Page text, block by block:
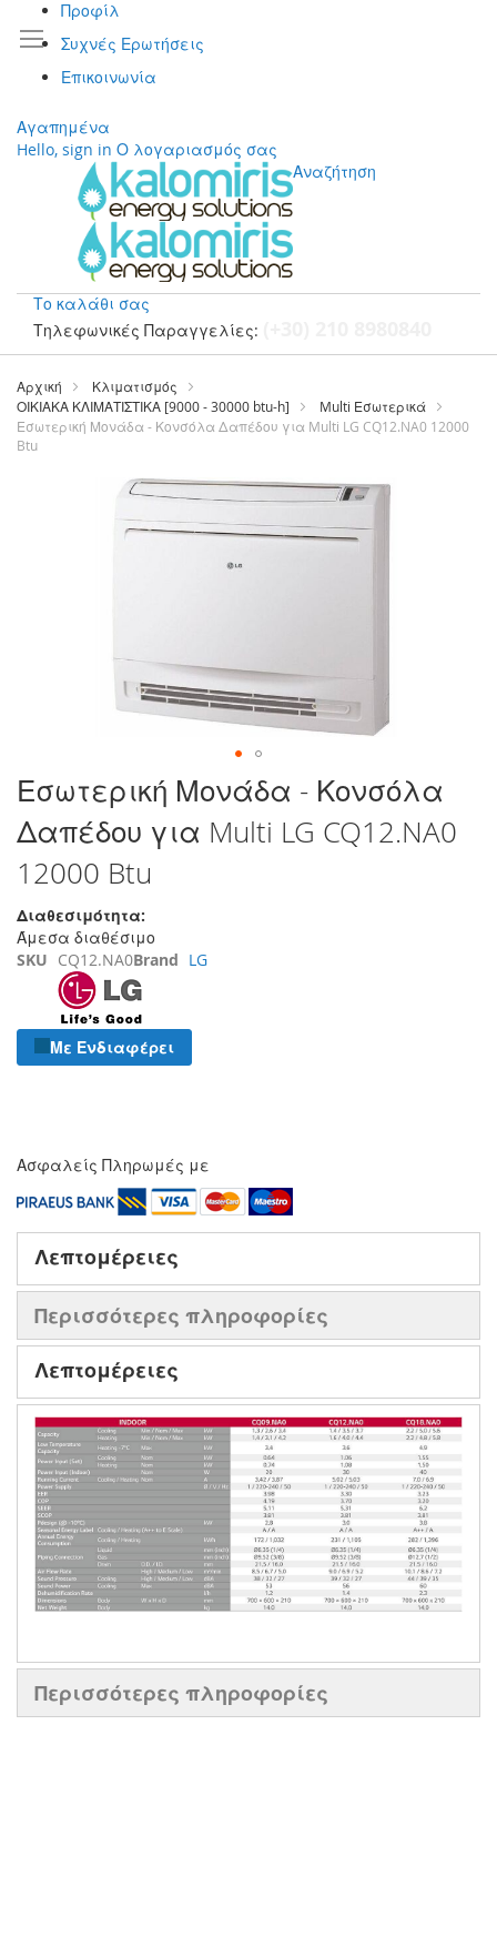
Προφίλ
Συχνές Ερωτήσεις
Επικοινωνία
Αγαπημένα
Hello, sign in Ο λογαριασμός σας
Αναζήτηση
Το καλάθι σας
Τηλεφωνικές Παραγγελίες:
Μετάβαση
περιεχόμενο
Αρχική
Κλιματισμός
ΟΙΚΙΑΚΑ ΚΛΙΜΑΤΙΣΤΙΚΑ [9000 - 30000 btu-h]
Multi Εσωτερικά
Εσωτερική Μονάδα - Κονσόλα Δαπέδου για Multi LG CQ12.NA0 12000
Btu
Μετάβαση
στην
αρχή
της
συλλογής
εικόνων
Εσωτερική Μονάδα - Κονσόλα
Δαπέδου για Multi LG CQ12.NA0
12000 Btu
Διαθεσιμότητα:
Άμεσα διαθέσιμο
SKU CQ12.NA0Brand LG
Με Ενδιαφέρει
Ασφαλείς Πληρωμές με
Λεπτομέρειες
Περισσότερες πληροφορίες
Λεπτομέρειες
Περισσότερες πληροφορίες